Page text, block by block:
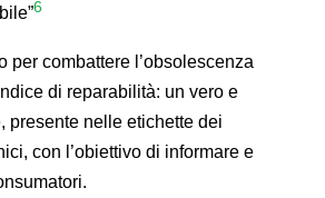
6
per combattere l’obsolescenza
di reparabilità: un vero e
presente nelle etichette dei
con l’obiettivo di informare e